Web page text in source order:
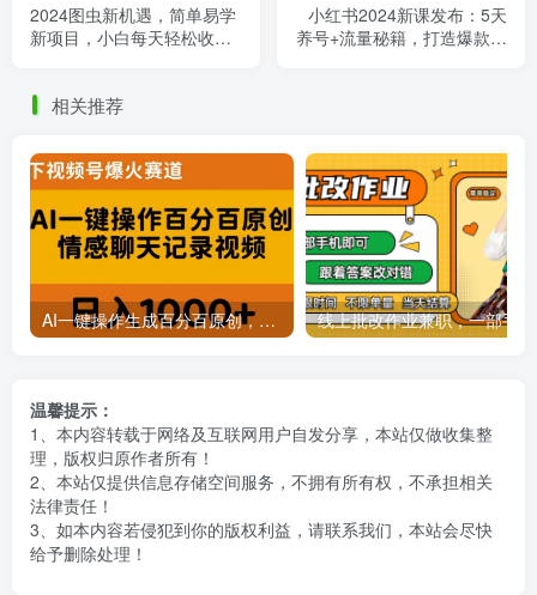
2024图虫新机遇，简单易学
新项目，小白每天轻松收益
小红书2024新课发布：5天
养号+流量秘籍，打造爆款笔
相关推荐
AI一键操作生成百分百原创，揭秘情感聊天记录视频，当下视频号爆火新赛道
温馨提示：
1、本内容转载于网络及互联网用户自发分享，本站仅做收集整
理，版权归原作者所有！
2、本站仅提供信息存储空间服务，不拥有所有权，不承担相关
法律责任！
3、如本内容若侵犯到你的版权利益，请联系我们，本站会尽快
给予删除处理！